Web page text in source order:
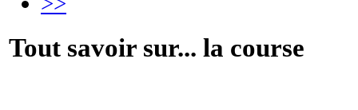
Tout savoir sur... la course